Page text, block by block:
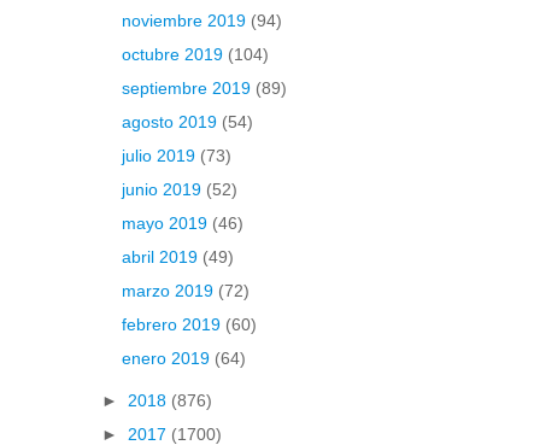
noviembre 2019 (94)
octubre 2019 (104)
septiembre 2019 (89)
agosto 2019 (54)
julio 2019 (73)
junio 2019 (52)
mayo 2019 (46)
abril 2019 (49)
marzo 2019 (72)
febrero 2019 (60)
enero 2019 (64)
► 2018 (876)
► 2017 (1700)